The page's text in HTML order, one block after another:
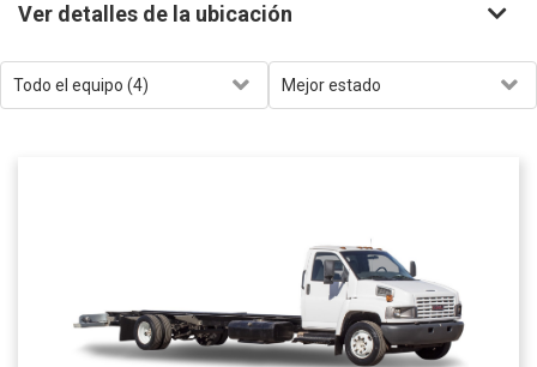
Ver detalles de la ubicación